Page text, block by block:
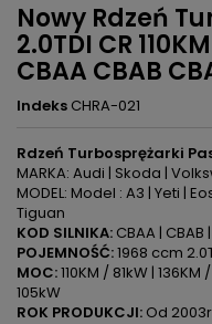
Nowy Rdzeń
2.0TDI CR
CBAA CBAB
Indeks CHRA-021
Rdzeń Turbosprężarki
MARKA: Audi | Skoda |
MODEL: Model : A3 | Yeti |
Tiguan
KOD SILNIKA: CBAA | CBAB
POJEMNOŚĆ:1968 ccm
MOC:110KM / 81kW |
105kW
ROK PRODUKCJI: Od 2003r